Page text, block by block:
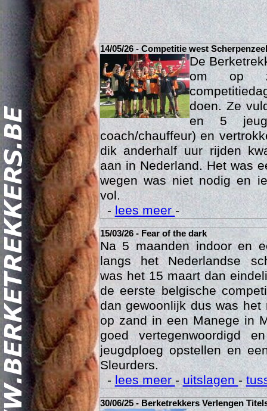
14/05/26 - Competitie west Scherpenzeel
De
om op
doen. Ze
en 5
coach/chauffeur) en
dik anderhalf uur rijden
aan in Nederland. Het was
wegen was niet nodig en
vol.
-lees meer-
15/03/26 - Fear of the dark
Na 5 maanden indoor en
langs het Nederlandse
was het 15 maart dan
de eerste belgische
dan gewoonlijk dus was
op zand in een Manege in
goed vertegenwoordigd
jeugdploeg opstellen en
Sleurders.
- lees meer -uitslagen -
30/06/25 - Berketrekkers Verlengen